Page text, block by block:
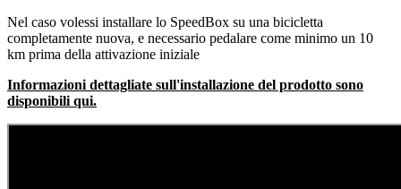
Nel caso volessi installare lo SpeedBox su una bicicletta
completamente nuova, e necessario pedalare come minimo un 10
km prima della attivazione iniziale
Informazioni dettagliate sull'installazione del prodotto sono
disponibili qui.